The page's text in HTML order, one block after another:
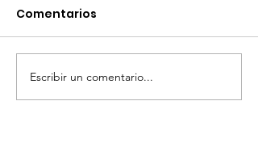
TourTravelynByFraveo
participó en la
Comentarios
Escribir un comentario...